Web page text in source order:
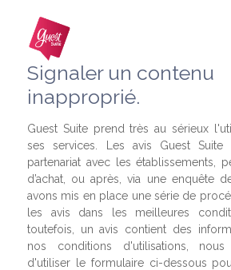
Signaler un contenu
inapproprié.
Guest Suite prend très au sérieux
ses services. Les avis Guest
partenariat avec les établissements,
d’achat, ou après, via une enquête
avons mis en place une série de
les avis dans les meilleures
toutefois, un avis contient des
nos conditions d'utilisations,
d'utiliser le formulaire ci-dessous